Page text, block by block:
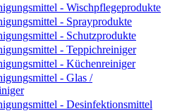
- Wischpflegeprodukte
- Sprayprodukte
- Schutzprodukte
- Teppichreiniger
- Küchenreiniger
- Glas /
- Desinfektionsmittel